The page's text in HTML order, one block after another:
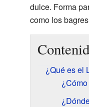
dulce. Forma
como los
¿Qué es el